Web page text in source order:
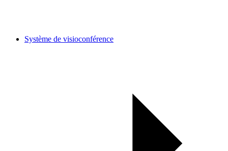
Système de visioconférence